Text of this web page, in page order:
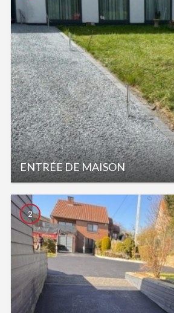
ENTRÉE DE MAISON
2